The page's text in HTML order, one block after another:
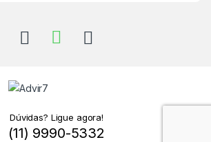
Dúvidas? Ligue agora!
(11) 9990-5332